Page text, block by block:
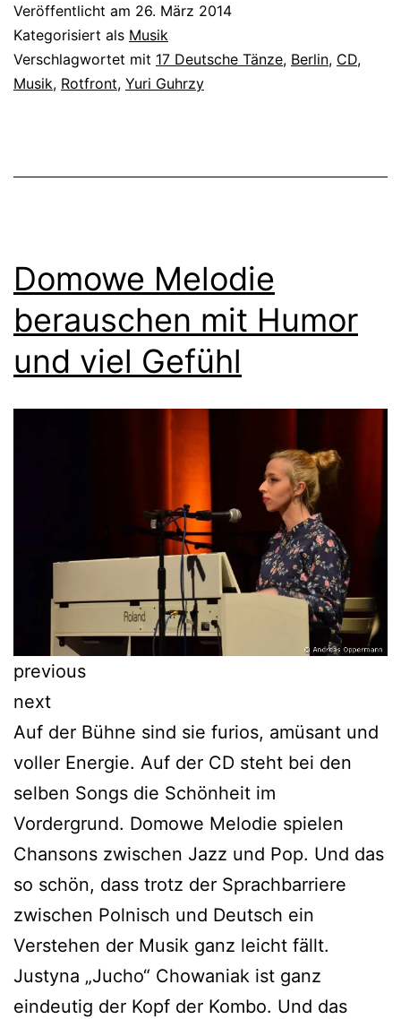
Veröffentlicht am 26. März 2014
Kategorisiert als Musik
Verschlagwortet mit 17 Deutsche Tänze, Berlin, CD,
Musik, Rotfront, Yuri Guhrzy
Domowe Melodie
berauschen mit Humor
und viel Gefühl
previous
next
Auf der Bühne sind sie furios, amüsant und
voller Energie. Auf der CD steht bei den
selben Songs die Schönheit im
Vordergrund. Domowe Melodie spielen
Chansons zwischen Jazz und Pop. Und das
so schön, dass trotz der Sprachbarriere
zwischen Polnisch und Deutsch ein
Verstehen der Musik ganz leicht fällt.
Justyna „Jucho“ Chowaniak ist ganz
eindeutig der Kopf der Kombo. Und das